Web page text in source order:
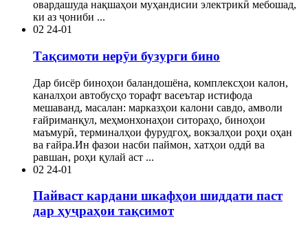
овардашуда нақшаҳои муҳандисии электрикӣ мебошад,
ки аз ҷониби ...
02 24-01
Тақсимоти нерӯи бузурги бино
Дар бисёр биноҳои баландошёна, комплексҳои калон,
каналҳои автобусҳо торафт васеътар истифода
мешаванд, масалан: марказҳои калони савдо, амволи
ғайриманқул, меҳмонхонаҳои ситораҳо, биноҳои
маъмурӣ, терминалҳои фурудгоҳ, вокзалҳои роҳи оҳан
ва ғайра.Ин фазои насби паймон, хатҳои оддӣ ва
равшан, роҳи қулай аст ...
02 24-01
Пайваст кардани шкафҳои шиддати паст
дар ҳуҷраҳои тақсимот